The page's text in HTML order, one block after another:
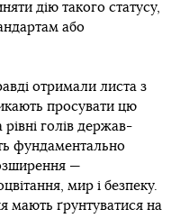
дію такого статусу,
або
отримали листа з
просувати цю
голів держав-
фундаментально
—
мир і безпеку.
мають ґрунтуватися на